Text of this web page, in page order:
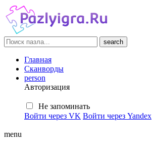
search
Главная
Сканворды
person
Авторизация
Не запоминать
Войти через VK Войти через Yandex
menu